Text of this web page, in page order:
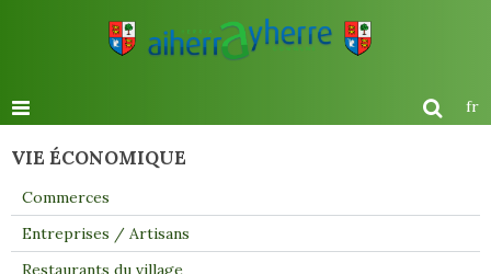
fr
VIE ÉCONOMIQUE
Commerces
Entreprises / Artisans
Restaurants du village